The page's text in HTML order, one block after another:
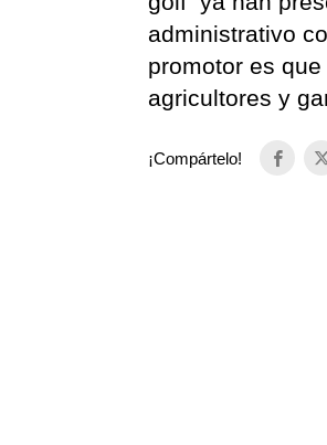
administrativo
promotor es
agricultores y
¡Compártelo!